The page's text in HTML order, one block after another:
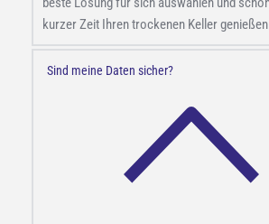
kurzer Zeit Ihren trockenen Keller
Sind meine Daten sicher?